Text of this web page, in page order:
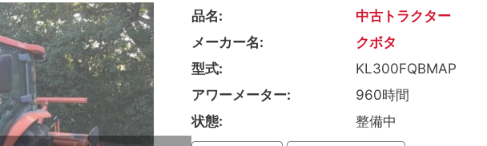
品名
中古トラクター
メーカー名
クボタ
型式
KL300FQBMAP
アワーメーター
960時間
状態
整備中